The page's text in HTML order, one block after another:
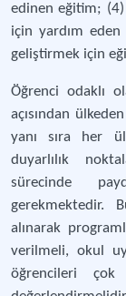
edinen eğitim;
için yardım
geliştirmek için
Öğrenci odaklı
açısından
yanı sıra her
duyarlılık
sürecinde
gerekmektedir.
alınarak
verilmeli, okul
öğrencileri